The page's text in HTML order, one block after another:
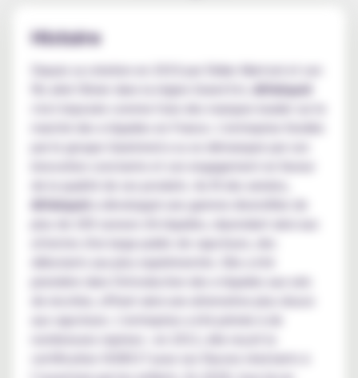
Histoire
Depuis sa création en 2010 par Didier Martzel et son
fils aîné Olivier dans la région Grand Est,
Alfaliquid
s'est imposée comme l'une des marques leader sur le
marché des e-liquides en France. L'entreprise fondée
par le groupe Gaïatrend a su se démarquer par son
innovation constante et son engagement en faveur
Alfaliquid
a développé une gamme diversifiée de
plus de 200 saveurs d'e-liquides, répondant ainsi aux
attentes d'un large public de vapoteurs, des
pionnière dans l'introduction des e-liquides aux sels
aux vapoteurs. L'entreprise a été primée à de
nombreuses reprises : en 2012, elle reçoit la
certification ISO8317 pour ses flacons résistants à